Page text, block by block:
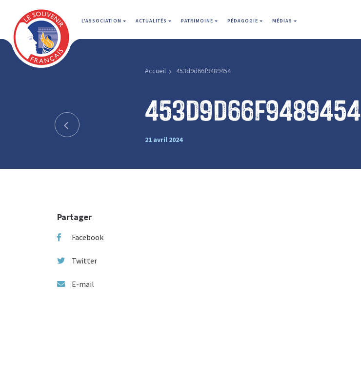
L'ASSOCIATION ACTUALITÉS PATRIMOINE PÉDAGOGIE MÉDIAS
Accueil 453d9d66f9489454
453d9d66f9489454
21 avril 2024
Partager
Facebook
Twitter
E-mail